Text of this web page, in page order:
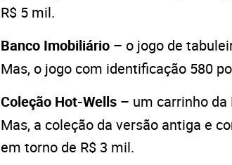
R$ 5 mil.
Banco Imobiliário – o jogo de
Mas, o jogo com identificação 580
Coleção Hot-Wells – um carrinho da
Mas, a coleção da versão antiga e
em torno de R$ 3 mil.